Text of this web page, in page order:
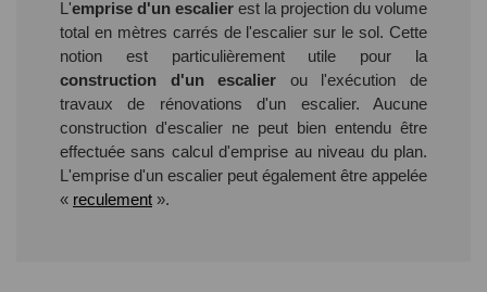
L'emprise d'un escalier est la projection du volume
total en mètres carrés de l'escalier sur le sol. Cette
notion est particulièrement utile pour la
construction d'un escalier ou l'exécution de
travaux de rénovations d'un escalier. Aucune
construction d'escalier ne peut bien entendu être
effectuée sans calcul d'emprise au niveau du plan.
L'emprise d'un escalier peut également être appelée
« reculement ».